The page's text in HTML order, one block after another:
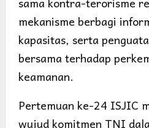
mekanisme berbagi
kapasitas, serta
bersama terhadap
keamanan.
Pertemuan ke-24 ISJIC
wujud komitmen TNI